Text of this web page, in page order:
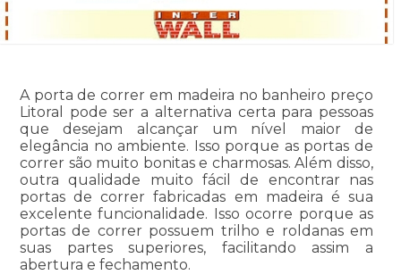
A porta de correr em madeira no banheiro preço
Litoral pode ser a alternativa certa para pessoas
que desejam alcançar um nível maior de
elegância no ambiente. Isso porque as portas de
correr são muito bonitas e charmosas. Além disso,
outra qualidade muito fácil de encontrar nas
portas de correr fabricadas em madeira é sua
excelente funcionalidade. Isso ocorre porque as
portas de correr possuem trilho e roldanas em
suas partes superiores, facilitando assim a
abertura e fechamento.